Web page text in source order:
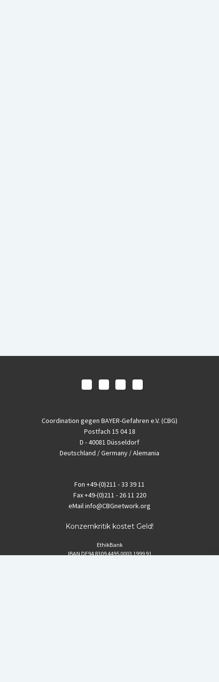
Coordination gegen BAYER-Gefahren e.V. (CBG)
Postfach 15 04 18
D - 40081 Düsseldorf
Deutschland / Germany / Alemania
Fon +49-(0)211 - 33 39 11
Fax+49-(0)211 - 26 11 220
eMailinfo@CBGnetwork.org
Konzernkritik kostet Geld!
EthikBank
IBAN DE94 8309 4495 0003 1999 91